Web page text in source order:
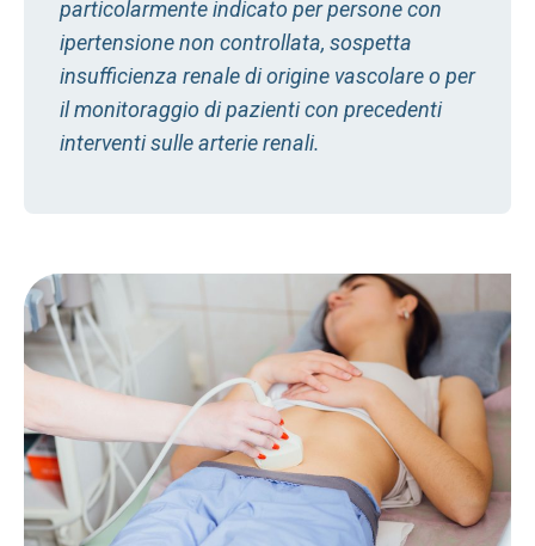
particolarmente indicato per persone con
ipertensione non controllata, sospetta
insufficienza renale di origine vascolare o per
il monitoraggio di pazienti con precedenti
interventi sulle arterie renali.